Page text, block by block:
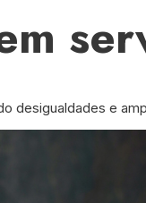
desigualdades e